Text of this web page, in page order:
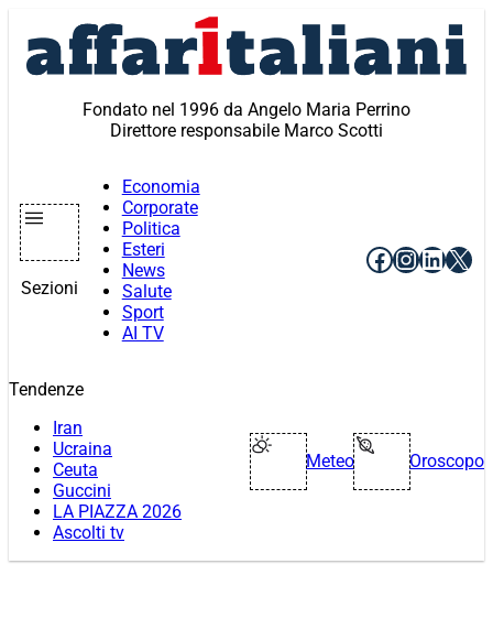
contenuto
Fondato nel 1996 da Angelo Maria Perrino
Direttore responsabile Marco Scotti
Sezioni
Economia
Corporate
Politica
Esteri
News
Salute
Sport
AI TV
Facebook
X
Tendenze
Iran
Ucraina
Ceuta
Guccini
LA PIAZZA 2026
Ascolti tv
Meteo Oroscopo